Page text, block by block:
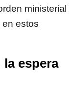
ministerial
estos
espera